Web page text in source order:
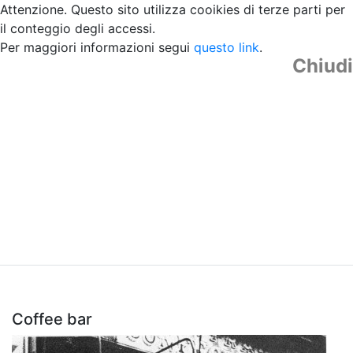
Attenzione. Questo sito utilizza cooikies di terze parti per
il conteggio degli accessi.
Per maggiori informazioni segui questo link.
Chiudi
Coffee bar